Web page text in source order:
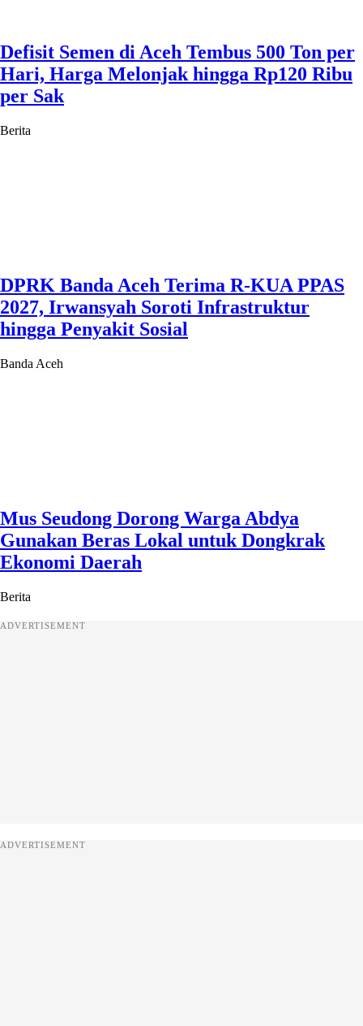
Defisit Semen di Aceh Tembus 500 Ton per
Hari, Harga Melonjak hingga Rp120 Ribu
per Sak
Berita
DPRK Banda Aceh Terima R-KUA PPAS
2027, Irwansyah Soroti Infrastruktur
hingga Penyakit Sosial
Banda Aceh
Mus Seudong Dorong Warga Abdya
Gunakan Beras Lokal untuk Dongkrak
Ekonomi Daerah
Berita
ADVERTISEMENT
ADVERTISEMENT